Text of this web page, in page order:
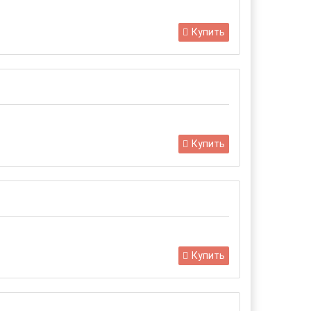
Купить
Купить
Купить